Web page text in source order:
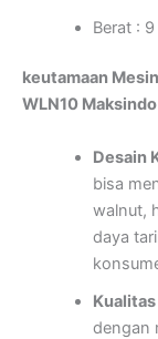
Berat :
keutamaan
WLN10 Maksindo
Desain
bisa
walnut,
daya
dengan